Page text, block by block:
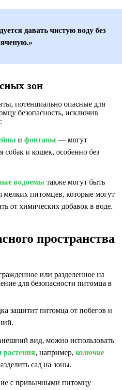
давать чистую воду без
зон
потенциально опасные для
безопасность, исключив
и фонтаны — могут
собак и кошек, особенно без
водоемы также могут быть
мелких питомцев, которые могут
от химических добавок в воде.
пространства
или разделенное на
для безопасности питомца в
защитит питомца от побегов и
вид, можно использовать
растения, например, колючие
сад на зоны.
с привычными питомцу